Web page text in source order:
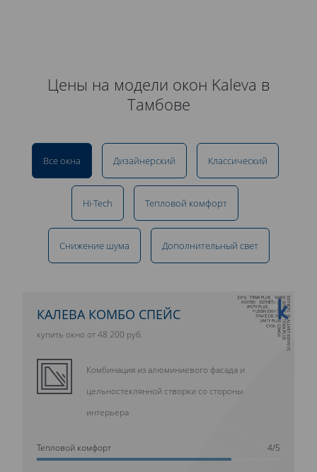
Цены на модели окон Kaleva в
Тамбове
Все окна Дизайнерский Классический
Hi-Tech Тепловой комфорт
Снижение шума Дополнительный свет
10 ЛЕТ ГАРАНТИИ
КАЛЕВА КОМБО СПЕЙС
купить окно от 48 200 руб.
Комбинация из алюминиевого фасада и
цельностеклянной створки со стороны
интерьера
Тепловой комфорт 4/5